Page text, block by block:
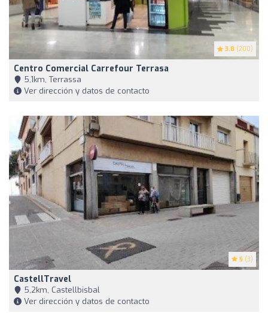
3.8 (200)
Centro Comercial Carrefour Terrasa
5,1km, Terrassa
Ver dirección y datos de contacto
5 (3)
CastellTravel
5,2km, Castellbisbal
Ver dirección y datos de contacto